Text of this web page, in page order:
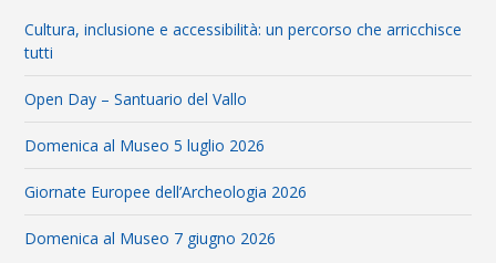
Cultura, inclusione e accessibilità: un percorso che arricchisce
tutti
Open Day – Santuario del Vallo
Domenica al Museo 5 luglio 2026
Giornate Europee dell’Archeologia 2026
Domenica al Museo 7 giugno 2026